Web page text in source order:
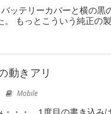
テリーカバーと横の黒
もっとこういう純正の
動きアリ
Mobile
・・。1度目の書き込